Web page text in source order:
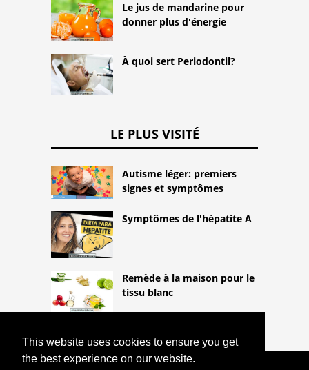
This website uses cookies to ensure you get
the best experience on our website.
Le jus de mandarine pour
donner plus d'énergie
À quoi sert Periodontil?
LE PLUS VISITÉ
Autisme léger: premiers
signes et symptômes
Symptômes de l'hépatite A
Remède à la maison pour le
tissu blanc